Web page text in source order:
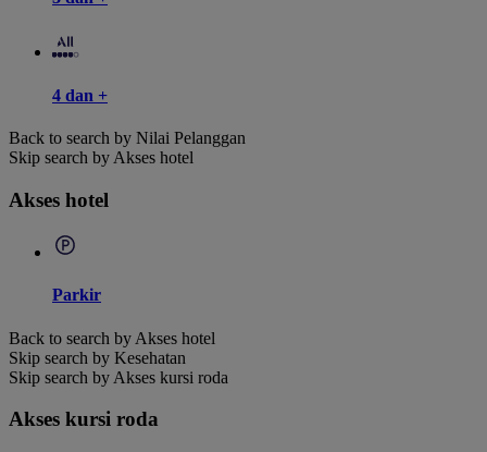
4 dan +
Back to search by Nilai Pelanggan
Skip search by Akses hotel
Akses hotel
Parkir
Back to search by Akses hotel
Skip search by Kesehatan
Skip search by Akses kursi roda
Akses kursi roda